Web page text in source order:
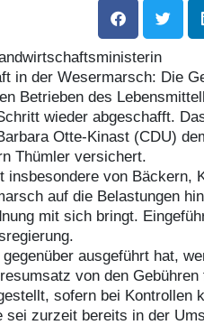
in der Wesermarsch: Die
Betrieben des
wieder abgeschafft.
Otte-Kinast (CDU)
Thümler versichert.
insbesondere von Bäckern,
auf die Belastungen
mit sich bringt.
ausgeführt hat,
von den Gebühren
sofern bei Kontrollen
sei zurzeit bereits in der